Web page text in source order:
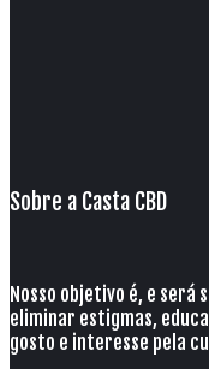
Sobre a Casta CBD
Nosso objetivo é, e será
eliminar estigmas,
gosto e interesse pela